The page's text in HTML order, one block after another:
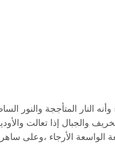
النار المتأججة والنور
والجبال إذا تعالت
الأرجاء ،وعلى